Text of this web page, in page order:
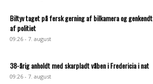
Biltyv taget på fersk gerning af bilkamera og genkendt
af politiet
09:26 - 7. august
38-årig anholdt med skarpladt våben i Fredericia i nat
09:26 - 7. august